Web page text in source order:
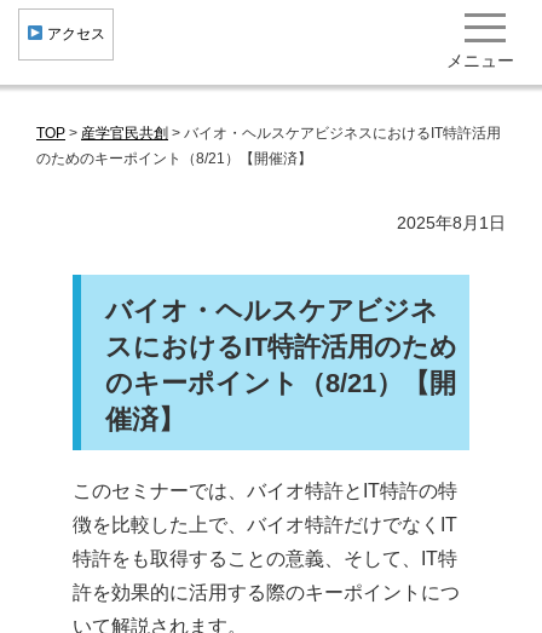
︎ アクセス
メニュー
健康・医療クラスター形成
北大阪健康医療都市"健都"とは
トピックス
イベント･ニュース
お問い合わせ
HOME
サイトマップ
TOP > 産学官民共創 > バイオ・ヘルスケアビジネスにおけるIT特許活用
のためのキーポイント（8/21）【開催済】
2025年8月1日
バイオ・ヘルスケアビジネ
スにおけるIT特許活用のため
のキーポイント（8/21）【開
催済】
このセミナーでは、バイオ特許とIT特許の特
徴を比較した上で、バイオ特許だけでなくIT
特許をも取得することの意義、そして、IT特
許を効果的に活用する際のキーポイントにつ
いて解説されます。